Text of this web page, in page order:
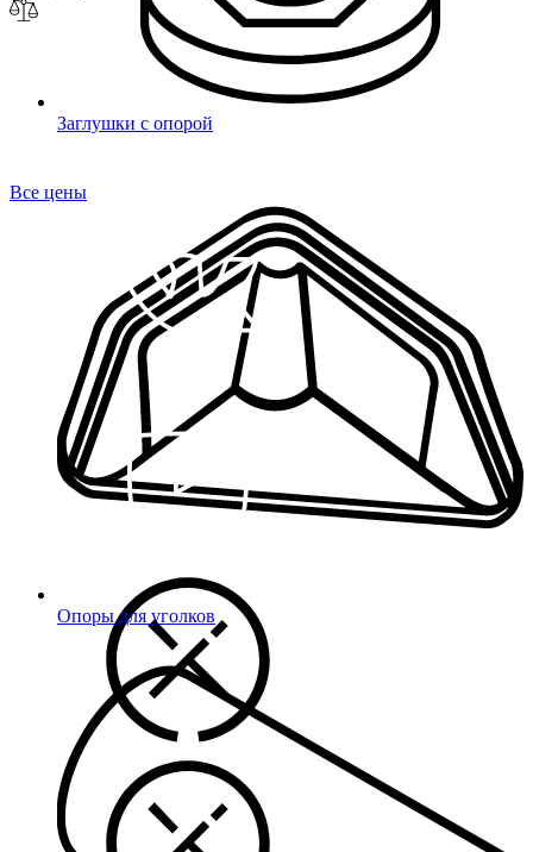
Заглушки с опорой
Опоры для уголков
Все цены